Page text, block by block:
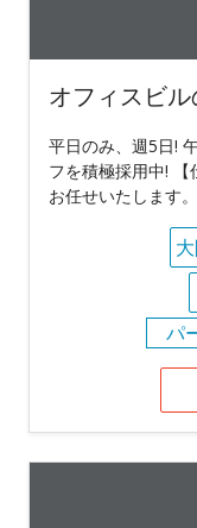
オフィスビ
平日のみ、週5日!
フを積極採用中!
お任せいたします
パ